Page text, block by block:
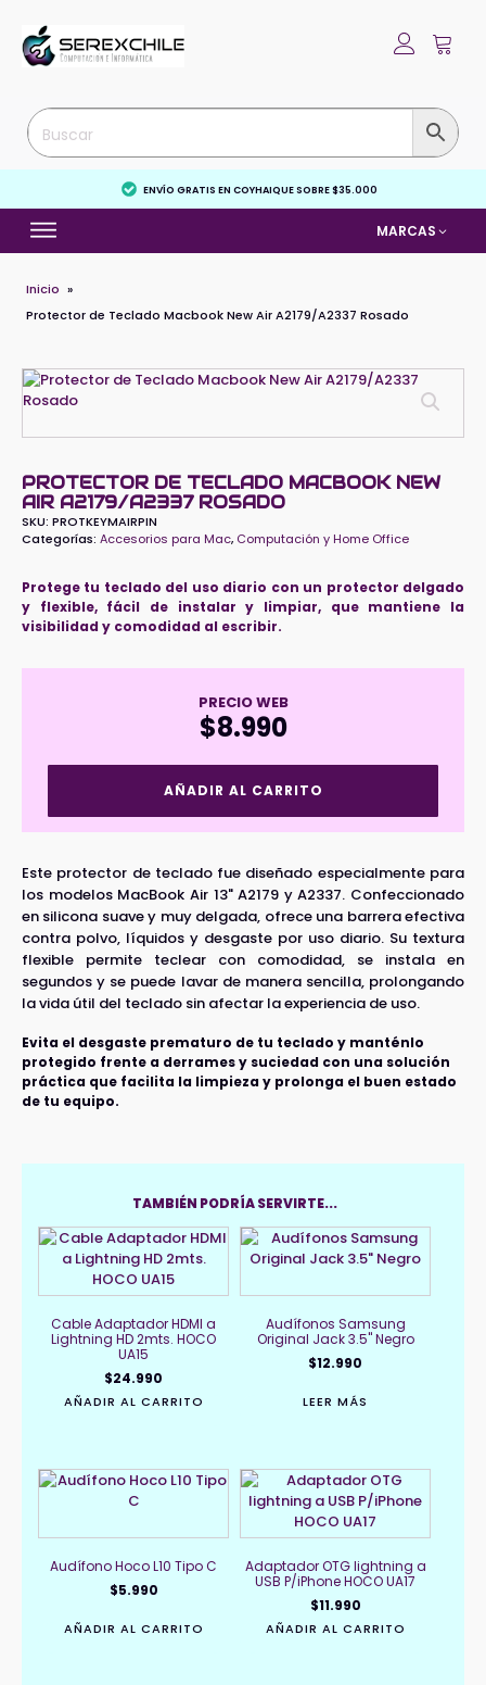
ENVÍO GRATIS EN COYHAIQUE SOBRE $35.000
MARCAS
Inicio »
Protector de Teclado Macbook New Air A2179/A2337 Rosado
PROTECTOR DE TECLADO MACBOOK NEW
AIR A2179/A2337 ROSADO
SKU: PROTKEYMAIRPIN
Categorías: Accesorios para Mac, Computación y Home Office
Protege tu teclado del uso diario con un protector delgado
y flexible, fácil de instalar y limpiar, que mantiene la
visibilidad y comodidad al escribir.
PRECIO WEB
$8.990
Teclado
Air
A2179/A2337
Rosado
cantidad
AÑADIR AL CARRITO
Este protector de teclado fue diseñado especialmente para
los modelos MacBook Air 13" A2179 y A2337. Confeccionado
en silicona suave y muy delgada, ofrece una barrera efectiva
contra polvo, líquidos y desgaste por uso diario. Su textura
flexible permite teclear con comodidad, se instala en
segundos y se puede lavar de manera sencilla, prolongando
la vida útil del teclado sin afectar la experiencia de uso.
Evita el desgaste prematuro de tu teclado y manténlo
protegido frente a derrames y suciedad con una solución
práctica que facilita la limpieza y prolonga el buen estado
de tu equipo.
TAMBIÉN PODRÍA SERVIRTE...
Cable Adaptador HDMI a
Lightning HD 2mts. HOCO
UA15
$24.990
AÑADIR AL CARRITO
Audífonos Samsung
Original Jack 3.5" Negro
$12.990
LEER MÁS
Audífono Hoco L10 Tipo C
$5.990
AÑADIR AL CARRITO
Adaptador OTG lightning a
USB P/iPhone HOCO UA17
$11.990
AÑADIR AL CARRITO